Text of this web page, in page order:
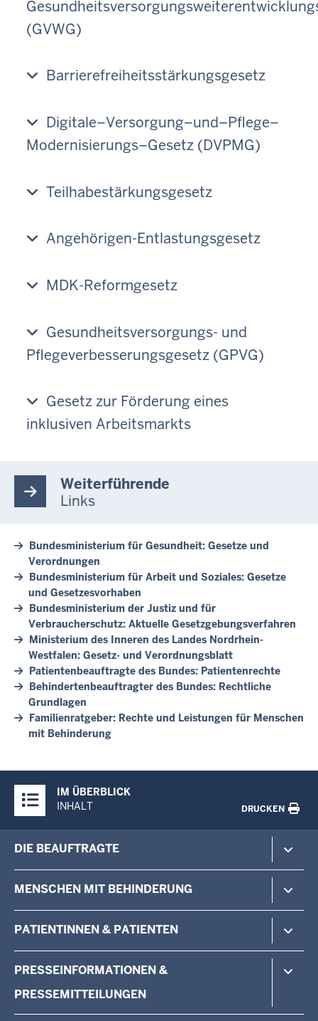
(GVWG)
Barrierefreiheitsstärkungsgesetz
Digitale–Versorgung–und–Pflege–
Modernisierungs–Gesetz (DVPMG)
Teilhabestärkungsgesetz
Angehörigen-Entlastungsgesetz
MDK-Reformgesetz
Gesundheitsversorgungs- und
Pflegeverbesserungsgesetz (GPVG)
Gesetz zur Förderung eines
inklusiven Arbeitsmarkts
Weiterführende
Links
Bundesministerium für Gesundheit: Gesetze und
Verordnungen
Bundesministerium für Arbeit und Soziales: Gesetze
und Gesetzesvorhaben
Bundesministerium der Justiz und für
Verbraucherschutz: Aktuelle Gesetzgebungsverfahren
Ministerium des Inneren des Landes Nordrhein-
Westfalen: Gesetz- und Verordnungsblatt
Patientenbeauftragte des Bundes: Patientenrechte
Behindertenbeauftragter des Bundes: Rechtliche
Grundlagen
Familienratgeber: Rechte und Leistungen für Menschen
mit Behinderung
Inhalte
IM ÜBERBLICK
INHALT
DRUCKEN
in
der
Fußzeile
DIE BEAUFTRAGTE
Veranstaltungen der Beauftragten
Kontakt
MENSCHEN MIT BEHINDERUNG
Interessenvertretung
Recht und Gesetz
PATIENTINNEN & PATIENTEN
Long Covid/Post Vac
MZEB
PRESSEINFORMATIONEN &
PRESSEMITTEILUNGEN